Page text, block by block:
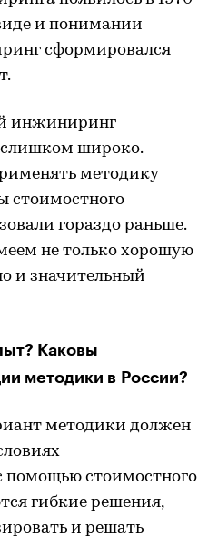
и понимании
сформировался
инжиниринг
слишком широко.
методику
стоимостного
гораздо раньше.
не только хорошую
и значительный
Каковы
методики в России?
методики должен
стоимостного
гибкие решения,
и решать